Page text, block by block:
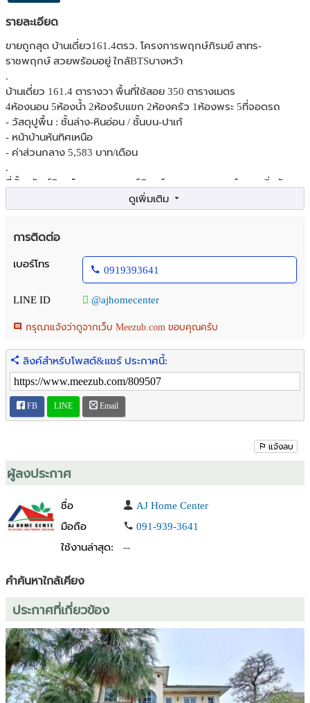
รายละเอียด
ขายถูกสุด บ้านเดี่ยว161.4ตรว. โครงการพฤกษ์ภิรมย์ สาทร-
ราชพฤกษ์ สวยพร้อมอยู่ ใกล้BTSบางหว้า
.
บ้านเดี่ยว 161.4 ตารางวา พื้นที่ใช้สอย 350 ตารางเมตร
4ห้องนอน 5ห้องน้ำ 2ห้องรับแขก 2ห้องครัว 1ห้องพระ 5ที่จอดรถ
- วัสดุปูพื้น : ชั้นล่าง-หินอ่อน / ชั้นบน-ปาเก้
- หน้าบ้านหันทิศเหนือ
- ค่าส่วนกลาง 5,583 บาท/เดือน
.
ที่ตั้งทรัพย์สิน : โครงการพฤกษ์ภิรมย์ สาทร-ราชพฤกษ์ เขตตลิ่งชัน
การเดินทาง เริ่มจาก BTS บางหว้า > ถนนราชพฤกษ์ > กลับรถตรง
พิกัด :https://maps.app.goo.gl/34HNEEgcP7utb4TP7
ราคาขาย 32,000,000 ล้านบาท
จุดเด่น
- ราคาถูกที่สุดที่มีประกาศขายอยู่ในตอนนี้
- บ้านสวย สภาพดี ต่อเติมพร้อมอยู่
- เฟอร์นิเจอร์บิ้วท์อินเกือบทั้งหลัง พื้นที่ใช้สอยเยอะมาก
- มีสวนพักผ่อน และ บ่อปลาคราฟ ในบริเวณรั้วบ้าน
- โครงการอยู่บนทำเลศักยภาพ ถนนราชพฤกษ์ เข้าเมืองสู่สาทรสะดวก
มาก
- ใกล้รถไฟฟ้าBTS บางหว้า
– โรงพยาบาลพญาไท3
– ซีคอน บางแค
– ฟู้ด วิลล่า ราชพฤกษ์
– เดอะเซอร์เคิล ราชพฤกษ์
– แคลิฟอร์เนีย มาร์เก็ต ราชพฤกษ์
101-2393
การติดต่อ
เบอร์โทร
0919393641
LINE ID @ajhomecenter
กรุณาแจ้งว่าดูจากเว็บ Meezub.com ขอบคุณครับ
ลิงค์สำหรับโพสต์&แชร์ ประกาศนี้:
FB LINE Email
แจ้งลบ
ผู้ลงประกาศ
ชื่อ
AJ Home Center
มือถือ
091-939-3641
ใช้งานล่าสุด:
--
คำค้นหาใกล้เคียง
ประกาศที่เกี่ยวข้อง